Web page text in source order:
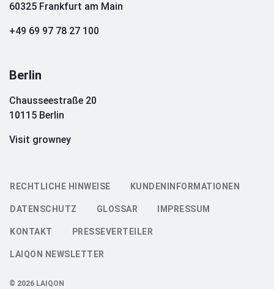
60325 Frankfurt am Main
+49 69 97 78 27 100
Berlin
Chausseestraße 20
10115 Berlin
Visit growney
RECHTLICHE HINWEISE KUNDENINFORMATIONEN
DATENSCHUTZ GLOSSAR IMPRESSUM
KONTAKT PRESSEVERTEILER
LAIQON NEWSLETTER
© 2026 LAIQON